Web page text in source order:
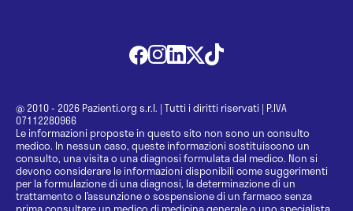
@ 2010 - 2026 Pazienti.org s.r.l. | Tutti i diritti riservati | P.IVA
07112280966
Le informazioni proposte in questo sito non sono un consulto
medico. In nessun caso, queste informazioni sostituiscono un
consulto, una visita o una diagnosi formulata dal medico. Non si
devono considerare le informazioni disponibili come suggerimenti
per la formulazione di una diagnosi, la determinazione di un
trattamento o l’assunzione o sospensione di un farmaco senza